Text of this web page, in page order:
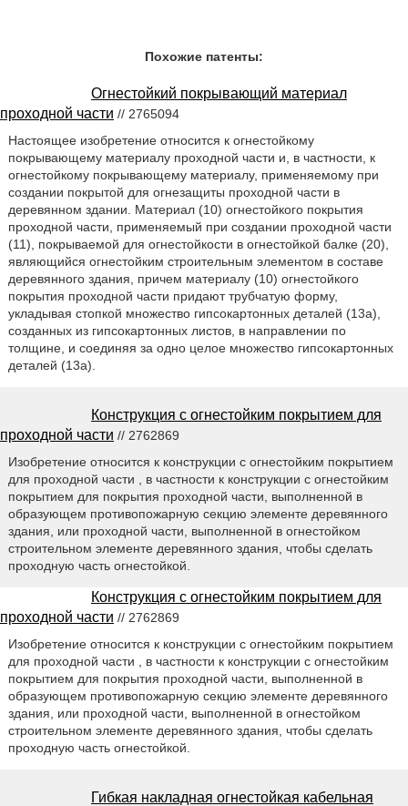
Похожие патенты:
Огнестойкий покрывающий материал
проходной части // 2765094
Настоящее изобретение относится к огнестойкому
покрывающему материалу проходной части и, в частности, к
огнестойкому покрывающему материалу, применяемому при
создании покрытой для огнезащиты проходной части в
деревянном здании. Материал (10) огнестойкого покрытия
проходной части, применяемый при создании проходной части
(11), покрываемой для огнестойкости в огнестойкой балке (20),
являющийся огнестойким строительным элементом в составе
деревянного здания, причем материалу (10) огнестойкого
покрытия проходной части придают трубчатую форму,
укладывая стопкой множество гипсокартонных деталей (13a),
созданных из гипсокартонных листов, в направлении по
толщине, и соединяя за одно целое множество гипсокартонных
деталей (13a).
Конструкция с огнестойким покрытием для
проходной части // 2762869
Изобретение относится к конструкции с огнестойким покрытием
для проходной части , в частности к конструкции с огнестойким
покрытием для покрытия проходной части, выполненной в
образующем противопожарную секцию элементе деревянного
здания, или проходной части, выполненной в огнестойком
строительном элементе деревянного здания, чтобы сделать
проходную часть огнестойкой.
Конструкция с огнестойким покрытием для
проходной части // 2762869
Изобретение относится к конструкции с огнестойким покрытием
для проходной части , в частности к конструкции с огнестойким
покрытием для покрытия проходной части, выполненной в
образующем противопожарную секцию элементе деревянного
здания, или проходной части, выполненной в огнестойком
строительном элементе деревянного здания, чтобы сделать
проходную часть огнестойкой.
Гибкая накладная огнестойкая кабельная